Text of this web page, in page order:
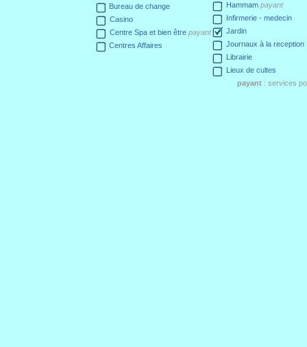
Bureau de change
Casino
Centre Spa et bien être payant
Centres Affaires
Hammam payant
Infirmerie - medecin
Jardin
Journaux à la reception
Librairie
Lieux de cultes
payant : services